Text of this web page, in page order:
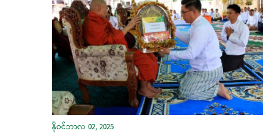
နိုဝင်ဘာလ 02, 2025